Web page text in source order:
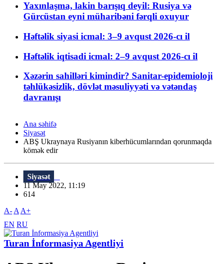
Yaxınlaşma, lakin barışıq deyil: Rusiya və
Gürcüstan eyni müharibəni fərqli oxuyur
Həftəlik siyasi icmal: 3–9 avqust 2026-cı il
Həftəlik iqtisadi icmal: 2–9 avqust 2026-cı il
Xəzərin sahilləri kimindir? Sanitar-epidemioloji
təhlükəsizlik, dövlət məsuliyyəti və vətəndaş
davranışı
Ana səhifə
Siyasət
ABŞ Ukraynaya Rusiyanın kiberhücumlarından qorunmaqda
kömək edir
Siyasət
11 May 2022, 11:19
614
A- A A+
EN RU
Turan İnformasiya Agentliyi